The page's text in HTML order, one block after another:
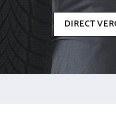
DIRECT